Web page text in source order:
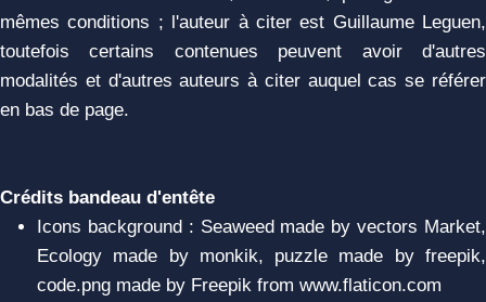
mêmes conditions ; l'auteur à citer est Guillaume Leguen,
toutefois certains contenues peuvent avoir d'autres
modalités et d'autres auteurs à citer auquel cas se référer
en bas de page.
Crédits bandeau d'entête
Icons background : Seaweed made by vectors Market,
Ecology made by monkik, puzzle made by freepik,
code.png made by Freepik from www.flaticon.com